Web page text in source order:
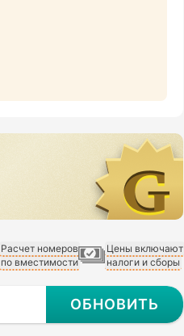
Расчет номеров
по вместимости
Цены включают
налоги и сборы
ОБНОВИТЬ